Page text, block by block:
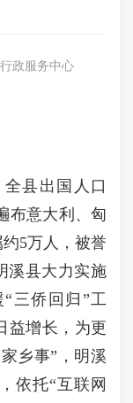
政服务中心
县出国人口
布意大利、匈
5万人，被誉
溪县大力实施
三侨回归”工
益增长，为更
乡事”，明溪
依托“互联网